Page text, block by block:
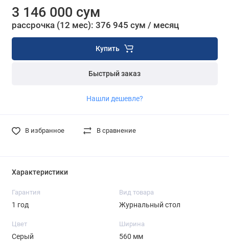
3 146 000 сум
рассрочка (12 мес): 376 945 сум / месяц
Купить
Быстрый заказ
Нашли дешевле?
В избранное В сравнение
Характеристики
Гарантия
1 год
Вид товара
Журнальный стол
Цвет
Серый
Ширина
560 мм